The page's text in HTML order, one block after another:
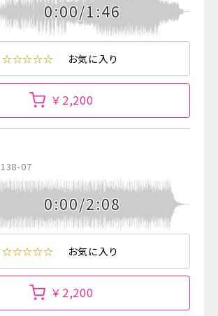
0:00/1:46
☆☆☆☆☆ お気に入り
￥2,200
138-07
0:00/2:08
☆☆☆☆☆ お気に入り
￥2,200